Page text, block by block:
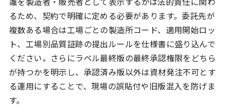
るため、契約で明確に定める必要があります。委託先が
複数ある場合は工場ごとの製造所コード、適用開始ロッ
ト、工場別品質証跡の提出ルールを仕様書に盛り込んで
ください。さらにラベル最終版の最終承認権限をどちら
が持つかを明示し、承認済み版以外は資材発注不可とす
る運用にすることで、現場の誤貼付や旧版混入を防げま
す。